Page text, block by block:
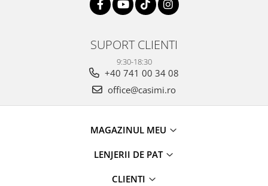
SUPORT CLIENTI
9:30-18:30
+40 741 00 34 08
office@casimi.ro
MAGAZINUL MEU
LENJERII DE PAT
CLIENTI